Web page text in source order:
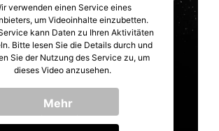
verwenden einen Service eines
um Videoinhalte einzubetten.
kann Daten zu Ihren Aktivitäten
Bitte lesen Sie die Details durch und
Sie der Nutzung des Service zu, um
dieses Video anzusehen.
Mehr
Informationen